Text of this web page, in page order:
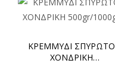
ΚΡΕΜΜΥΔΙ ΣΠΥΡΩΤΟ
ΧΟΝΔΡΙΚΗ